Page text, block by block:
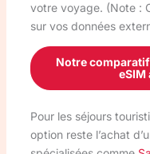
votre voyage. (Note :
sur vos données
Notre
eSIM
Pour les séjours
option reste l’achat